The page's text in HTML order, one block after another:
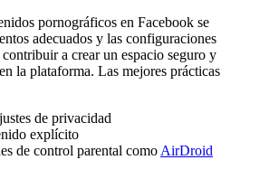
pornográficos en Facebook se
adecuados y las configuraciones
a crear un espacio seguro y
la plataforma. Las mejores prácticas
de privacidad
explícito
de control parental como AirDroid